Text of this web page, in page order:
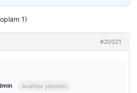
1)
#20021
Anahtar yönetici